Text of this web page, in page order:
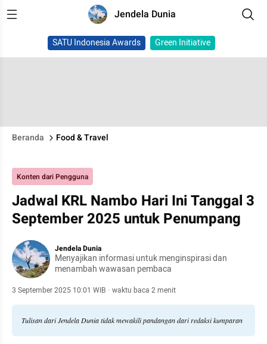
Jendela Dunia
SATU Indonesia Awards Green Initiative
Beranda Food & Travel
Konten dari Pengguna
Jadwal KRL Nambo Hari Ini Tanggal 3
September 2025 untuk Penumpang
Jendela Dunia
Menyajikan informasi untuk menginspirasi dan
menambah wawasan pembaca
3 September 2025 10:01 WIB · waktu baca 2 menit
Tulisan dari Jendela Dunia tidak mewakili pandangan dari redaksi kumparan